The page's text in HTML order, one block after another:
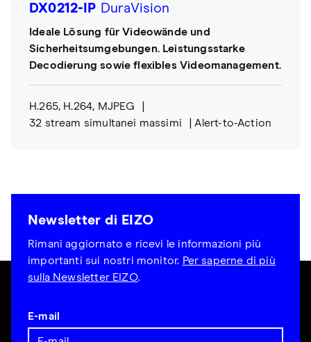
DX0212-IP DuraVision
Ideale Lösung für Videowände und
Sicherheitsumgebungen. Leistungsstarke
Decodierung sowie flexibles Videomanagement.
H.265, H.264, MJPEG
32 stream simultanei massimi
Alert-to-Action
Newsletter di EIZO
Rimani aggiornato e ricevi le informazioni più
importanti sui nostri monitor. Per saperne di più
sulla Newsletter EIZO.
E-mail